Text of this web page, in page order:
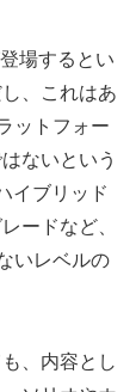
場するとい
、これはあ
ットフォー
ないという
イブリッド
ードなど、
いレベルの
、内容とし